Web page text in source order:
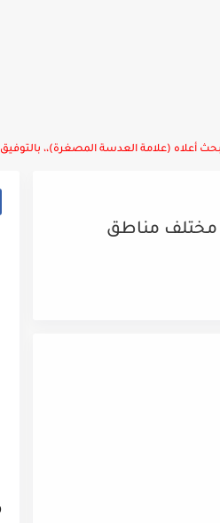
(علامة العدسة المصغرة)،، بالتوفيق
حاجتها الى تعيين 35 سائق من مختلف مناطق